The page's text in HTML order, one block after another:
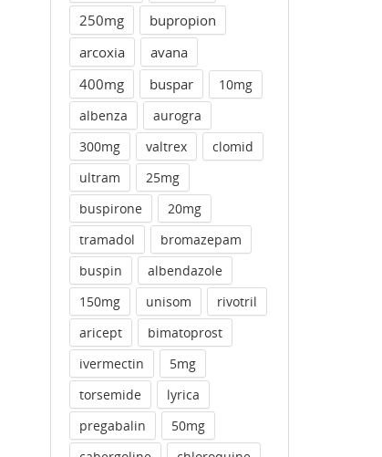
250mg
bupropion
arcoxia
avana
400mg
buspar
10mg
albenza
aurogra
300mg
valtrex
clomid
ultram
25mg
buspirone
20mg
tramadol
bromazepam
buspin
albendazole
150mg
unisom
rivotril
aricept
bimatoprost
ivermectin
5mg
torsemide
lyrica
pregabalin
50mg